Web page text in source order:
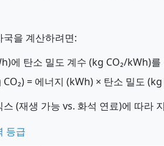
을 계산하려면:
에 탄소 밀도 계수 (kg CO₂/kWh)를
= 에너지 (kWh) × 탄소 밀도
(재생 가능 vs. 화석 연료)에 따라
등급